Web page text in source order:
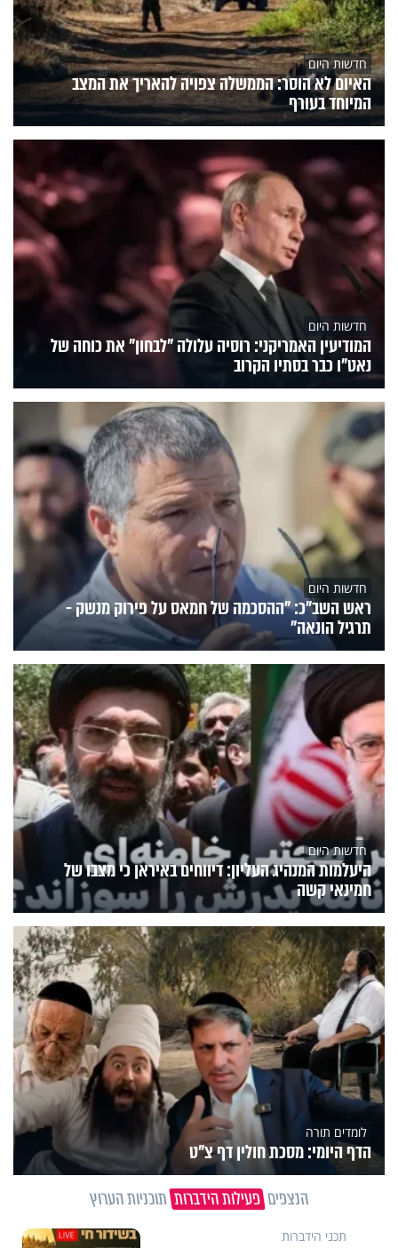
חדשות היום
האיום לא הוסר: הממשלה צפויה להאריך את המצב
המיוחד בעורף
חדשות היום
המודיעין האמריקני: רוסיה עלולה "לבחון" את כוחה של
נאט"ו כבר בסתיו הקרוב
חדשות היום
ראש השב"כ: "ההסכמה של חמאס על פירוק מנשק -
תרגיל הונאה"
חדשות היום
היעלמות המנהיג העליון: דיווחים באיראן כי מצבו של
חמינאי קשה
לומדים תורה
הדף היומי: מסכת חולין דף צ"ט
הנצפים פעילות הידברות תוכניות הערוץ
תכני הידברות